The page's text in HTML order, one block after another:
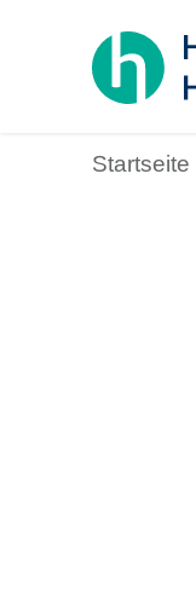
Startseite